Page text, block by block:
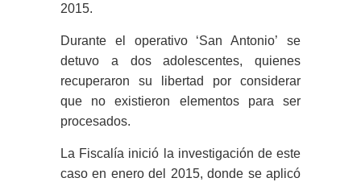
2015.
Durante el operativo ‘San Antonio’ se
detuvo a dos adolescentes, quienes
recuperaron su libertad por considerar
que no existieron elementos para ser
procesados.
La Fiscalía inició la investigación de este
caso en enero del 2015, donde se aplicó